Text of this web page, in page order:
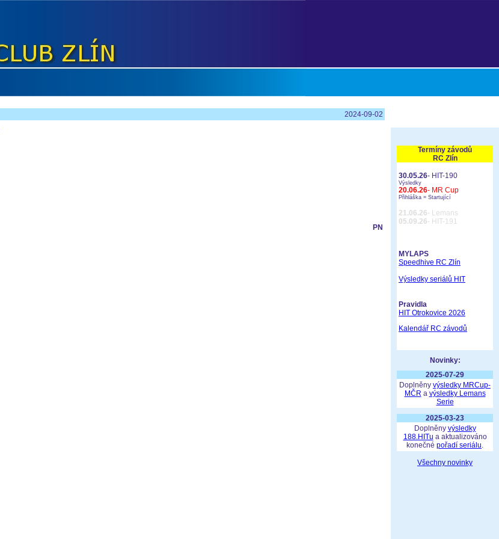
2024-09-02
PN
Termíny závodů
RC Zlín
30.05.26- HIT-190
Výsledky
20.06.26- MR Cup
Přihláška = Startující
21.06.26- Lemans
05.09.26- HIT-191
MYLAPS
Speedhive RC Zlín
Výsledky seriálů HIT
Pravidla
HIT Otrokovice 2026
Kalendář RC závodů
Novinky:
2025-07-29
Doplněny výsledky MRCup-
MČR a výsledky Lemans
Serie
2025-03-23
Doplněny výsledky
188.HITu a aktualizováno
konečné pořadí seriálu.
Všechny novinky